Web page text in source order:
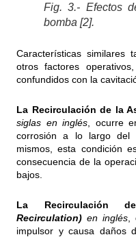
Fig. 3.- Efectos
bomba [2].
Características similares
otros factores
confundidos con la
La Recirculación de la
siglas en inglés , ocurre
corrosión a lo largo del
mismos, esta condición
consecuencia de la
bajos.
La Recirculación
Recirculation) en inglés
impulsor y causa daños